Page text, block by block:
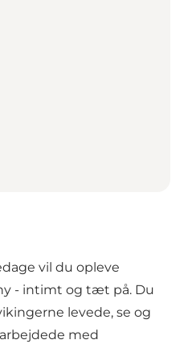
vil du opleve
- intimt og tæt på. Du
levede, se og
med